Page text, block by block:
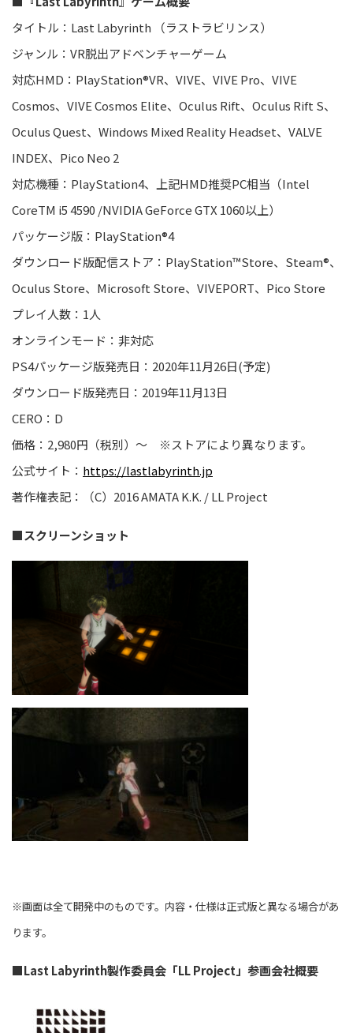
タイトル：Last Labyrinth （ラストラビリンス）
ジャンル：VR脱出アドベンチャーゲーム
対応HMD：PlayStation®VR、VIVE、VIVE Pro、VIVE
Cosmos、VIVE Cosmos Elite、Oculus Rift、Oculus Rift S、
Oculus Quest、Windows Mixed Reality Headset、VALVE
INDEX、Pico Neo 2
対応機種：PlayStation4、上記HMD推奨PC相当（Intel
CoreTM i5 4590 /NVIDIA GeForce GTX 1060以上）
パッケージ版：PlayStation®4
ダウンロード版配信ストア：PlayStation™Store、Steam®、
Oculus Store、Microsoft Store、VIVEPORT、Pico Store
プレイ人数：1人
オンラインモード：非対応
PS4パッケージ版発売日：2020年11月26日(予定)
ダウンロード版発売日：2019年11月13日
CERO：D
価格：2,980円（税別）～ ※ストアにより異なります。
公式サイト： https://lastlabyrinth.jp
著作権表記：（C）2016 AMATA K.K. / LL Project
■スクリーンショット
※画面は全て開発中のものです。内容・仕様は正式版と異なる場合があ
ります。
■Last Labyrinth製作委員会「LL Project」参画会社概要